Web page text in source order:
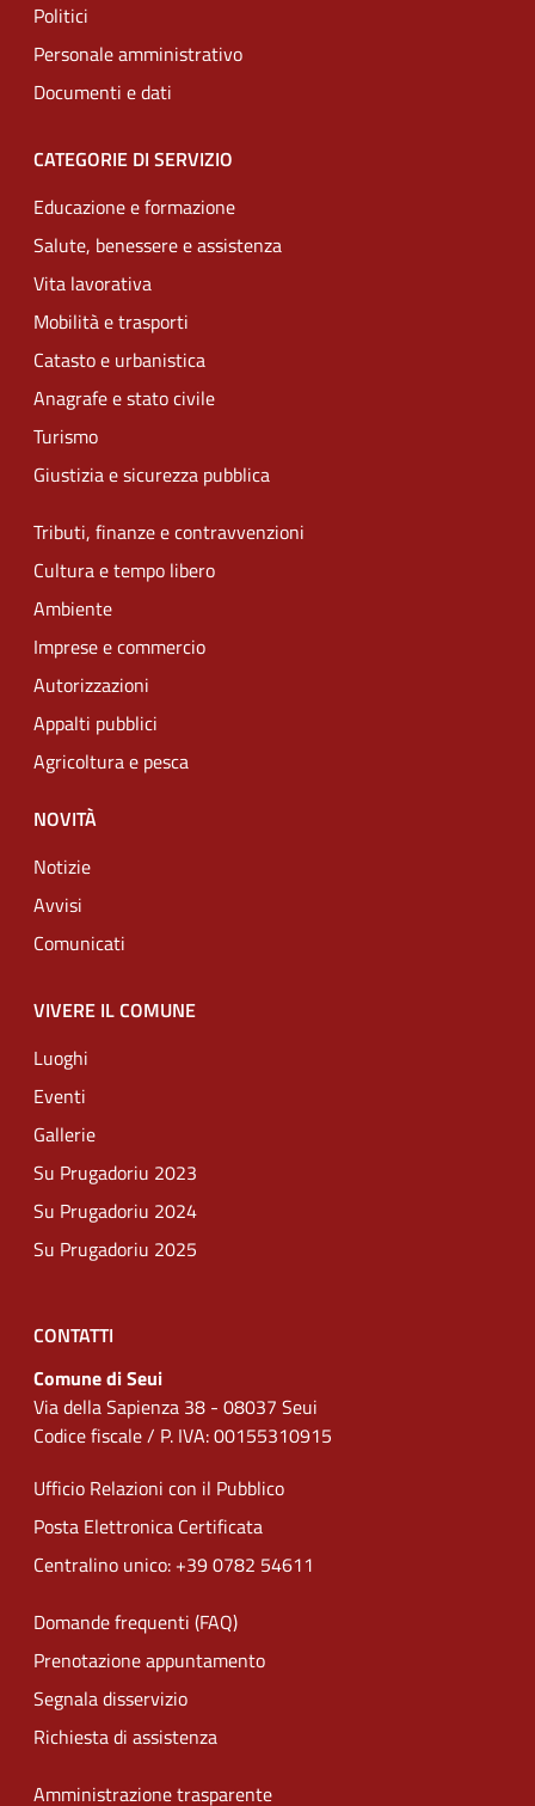
Politici
Personale amministrativo
Documenti e dati
CATEGORIE DI SERVIZIO
Educazione e formazione
Salute, benessere e assistenza
Vita lavorativa
Mobilità e trasporti
Catasto e urbanistica
Anagrafe e stato civile
Turismo
Giustizia e sicurezza pubblica
Tributi, finanze e contravvenzioni
Cultura e tempo libero
Ambiente
Imprese e commercio
Autorizzazioni
Appalti pubblici
Agricoltura e pesca
NOVITÀ
Notizie
Avvisi
Comunicati
VIVERE IL COMUNE
Luoghi
Eventi
Gallerie
Su Prugadoriu 2023
Su Prugadoriu 2024
Su Prugadoriu 2025
CONTATTI
Comune di Seui
Via della Sapienza 38 - 08037 Seui
Codice fiscale / P. IVA: 00155310915
Ufficio Relazioni con il Pubblico
Posta Elettronica Certificata
Centralino unico: +39 0782 54611
Domande frequenti (FAQ)
Prenotazione appuntamento
Segnala disservizio
Richiesta di assistenza
Amministrazione trasparente